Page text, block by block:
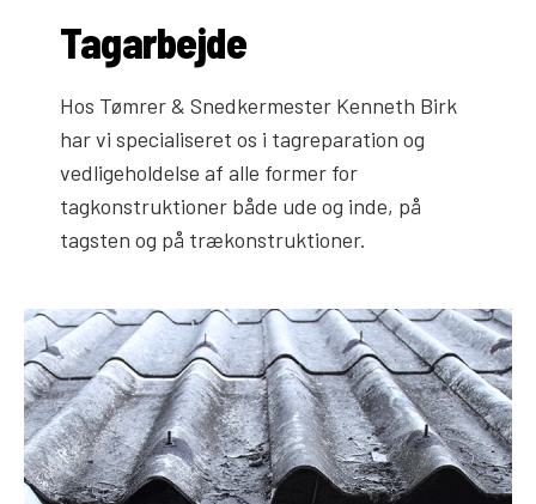
Tagarbejde
Hos Tømrer & Snedkermester Kenneth Birk
har vi specialiseret os i tagreparation og
vedligeholdelse af alle former for
tagkonstruktioner både ude og inde, på
tagsten og på trækonstruktioner.